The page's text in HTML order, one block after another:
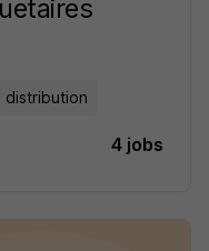
distribution
4 jobs